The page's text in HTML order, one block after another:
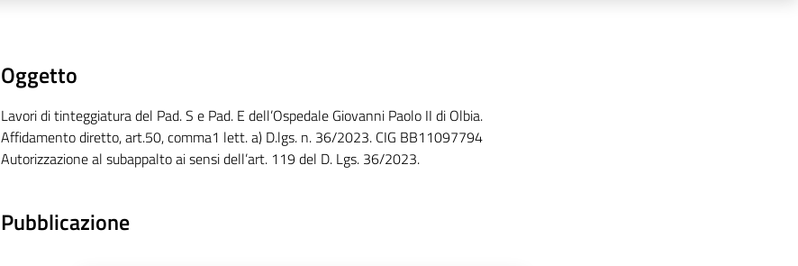
Oggetto
Lavori di tinteggiatura del Pad. S e Pad. E dell’Ospedale Giovanni Paolo II di Olbia.
Affidamento diretto, art.50, comma1 lett. a) D.lgs. n. 36/2023. CIG BB11097794
Autorizzazione al subappalto ai sensi dell’art. 119 del D. Lgs. 36/2023.
Pubblicazione